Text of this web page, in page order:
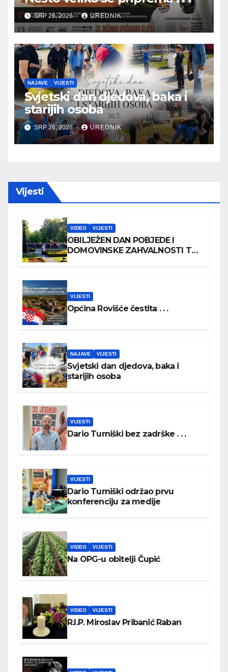
SRP 26, 2026 UREDNIK
NAJAVE VIJESTI
Svjetski dan djedova, baka i
starijih osoba
SRP 26, 2026 UREDNIK
Vijesti
VIDEO VIJESTI
OBILJEŽEN DAN POBJEDE I
DOMOVINSKE ZAHVALNOSTI TE
VIJESTI
Općina Rovišće čestita . . .
NAJAVE VIJESTI
Svjetski dan djedova, baka i
starijih osoba
VIJESTI
Dario Turniški bez zadrške . . .
VIJESTI
Dario Turniški održao prvu
konferenciju za medije
VIDEO VIJESTI
Na OPG-u obitelji Čupić
VIDEO VIJESTI
R.I.P. Miroslav Pribanić Raban